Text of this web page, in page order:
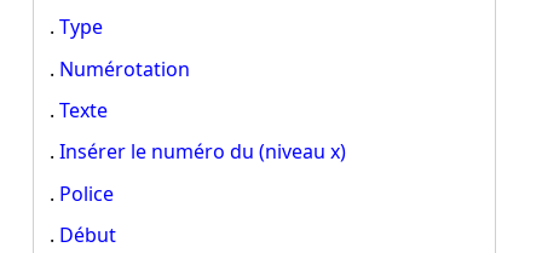
. Type
. Numérotation
. Texte
. Insérer le numéro du (niveau x)
. Police
. Début